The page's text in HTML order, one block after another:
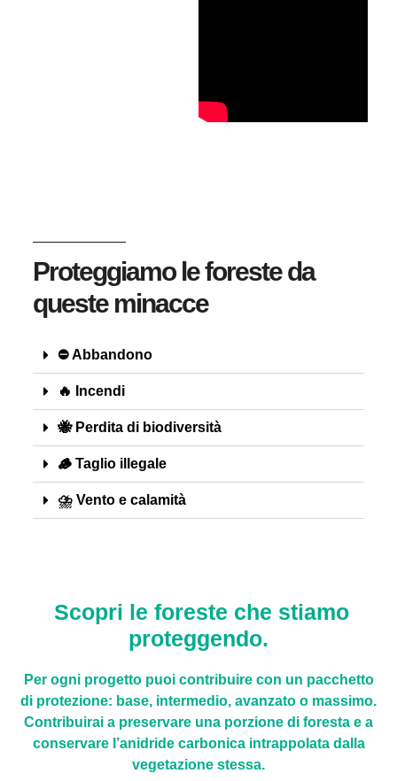
Proteggiamo le foreste da
queste minacce
⛔ Abbandono
🔥 Incendi
🐝 Perdita di biodiversità
🪵 Taglio illegale
⛈️ Vento e calamità
Scopri le foreste che stiamo
proteggendo.
Per ogni progetto puoi contribuire con un pacchetto
di protezione: base, intermedio, avanzato o massimo.
Contribuirai a preservare una porzione di foresta e a
conservare l’anidride carbonica intrappolata dalla
vegetazione stessa.